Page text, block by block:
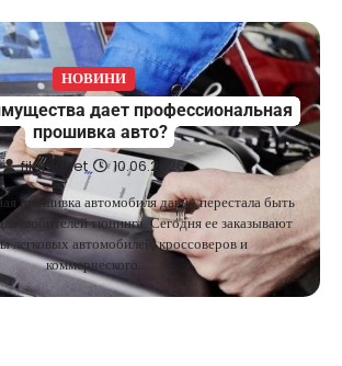
НОВИНИ
дает профессиональная
прошивка авто?
fileplanet 10.06.2026
прошивка автомобиля давно перестала быть
любителей тюнинга. Сегодня ее заказывают
легковых автомобилей, кроссоверов и
коммерческого…